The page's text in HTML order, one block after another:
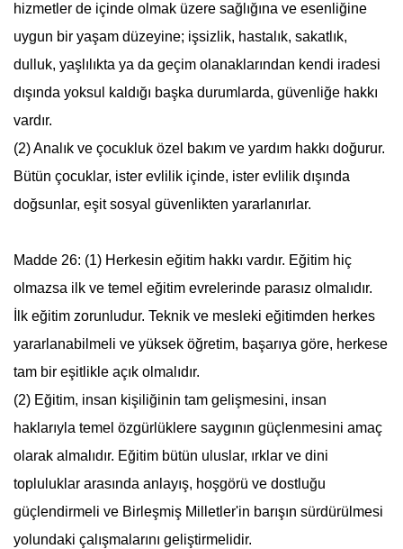
hizmetler de içinde olmak üzere sağlığına ve esenliğine
uygun bir yaşam düzeyine; işsizlik, hastalık, sakatlık,
dulluk, yaşlılıkta ya da geçim olanaklarından kendi iradesi
dışında yoksul kaldığı başka durumlarda, güvenliğe hakkı
vardır.
(2) Analık ve çocukluk özel bakım ve yardım hakkı doğurur.
Bütün çocuklar, ister evlilik içinde, ister evlilik dışında
doğsunlar, eşit sosyal güvenlikten yararlanırlar.
Madde 26: (1) Herkesin eğitim hakkı vardır. Eğitim hiç
olmazsa ilk ve temel eğitim evrelerinde parasız olmalıdır.
İlk eğitim zorunludur. Teknik ve mesleki eğitimden herkes
yararlanabilmeli ve yüksek öğretim, başarıya göre, herkese
tam bir eşitlikle açık olmalıdır.
(2) Eğitim, insan kişiliğinin tam gelişmesini, insan
haklarıyla temel özgürlüklere saygının güçlenmesini amaç
olarak almalıdır. Eğitim bütün uluslar, ırklar ve dini
topluluklar arasında anlayış, hoşgörü ve dostluğu
güçlendirmeli ve Birleşmiş Milletler'in barışın sürdürülmesi
yolundaki çalışmalarını geliştirmelidir.